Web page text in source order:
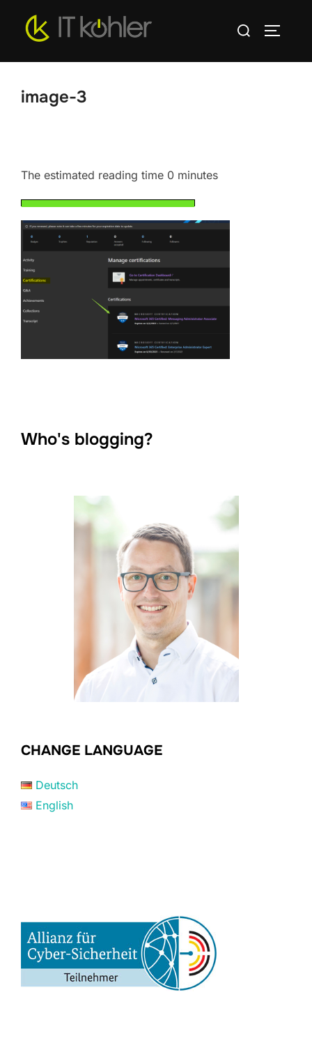
Inhalt
Suchen
image-3
The estimated reading time 0 minutes
Who's blogging?
CHANGE LANGUAGE
Deutsch
English